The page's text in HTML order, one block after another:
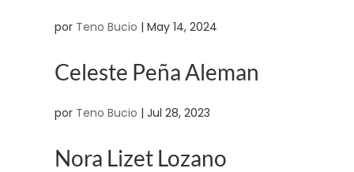
por Teno Bucio | May 14, 2024
Celeste Peña Aleman
por Teno Bucio | Jul 28, 2023
Nora Lizet Lozano